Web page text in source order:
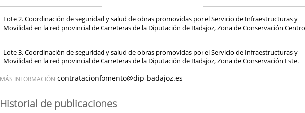
Lote 2. Coordinación de seguridad y salud de obras promovidas por el Servicio de Infraestructuras y
Movilidad en la red provincial de Carreteras de la Diputación de Badajoz, Zona de Conservación Centro
Lote 3. Coordinación de seguridad y salud de obras promovidas por el Servicio de Infraestructuras y
Movilidad en la red provincial de Carreteras de la Diputación de Badajoz, Zona de Conservación Este.
MÁS INFORMACIÓN contratacionfomento@dip-badajoz.es
Historial de publicaciones